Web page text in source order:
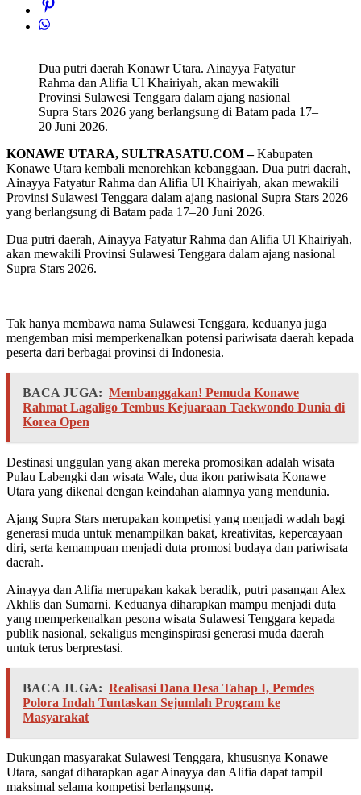
Dua putri daerah Konawr Utara. Ainayya Fatyatur
Rahma dan Alifia Ul Khairiyah, akan mewakili
Provinsi Sulawesi Tenggara dalam ajang nasional
Supra Stars 2026 yang berlangsung di Batam pada 17–
20 Juni 2026.
KONAWE UTARA, SULTRASATU.COM –Kabupaten
Konawe Utara kembali menorehkan kebanggaan. Dua putri daerah,
Ainayya Fatyatur Rahma dan Alifia Ul Khairiyah, akan mewakili
Provinsi Sulawesi Tenggara dalam ajang nasional Supra Stars 2026
yang berlangsung di Batam pada 17–20 Juni 2026.
Dua putri daerah, Ainayya Fatyatur Rahma dan Alifia Ul Khairiyah,
akan mewakili Provinsi Sulawesi Tenggara dalam ajang nasional
Supra Stars 2026.
Tak hanya membawa nama Sulawesi Tenggara, keduanya juga
mengemban misi memperkenalkan potensi pariwisata daerah kepada
peserta dari berbagai provinsi di Indonesia.
BACA JUGA: Membanggakan! Pemuda Konawe
Rahmat Lagaligo Tembus Kejuaraan Taekwondo Dunia di
Korea Open
Destinasi unggulan yang akan mereka promosikan adalah wisata
Pulau Labengki dan wisata Wale, dua ikon pariwisata Konawe
Utara yang dikenal dengan keindahan alamnya yang mendunia.
Ajang Supra Stars merupakan kompetisi yang menjadi wadah bagi
generasi muda untuk menampilkan bakat, kreativitas, kepercayaan
diri, serta kemampuan menjadi duta promosi budaya dan pariwisata
daerah.
Ainayya dan Alifia merupakan kakak beradik, putri pasangan Alex
Akhlis dan Sumarni. Keduanya diharapkan mampu menjadi duta
yang memperkenalkan pesona wisata Sulawesi Tenggara kepada
publik nasional, sekaligus menginspirasi generasi muda daerah
untuk terus berprestasi.
BACA JUGA: Realisasi Dana Desa Tahap I, Pemdes
Polora Indah Tuntaskan Sejumlah Program ke
Masyarakat
Dukungan masyarakat Sulawesi Tenggara, khususnya Konawe
Utara, sangat diharapkan agar Ainayya dan Alifia dapat tampil
maksimal selama kompetisi berlangsung.